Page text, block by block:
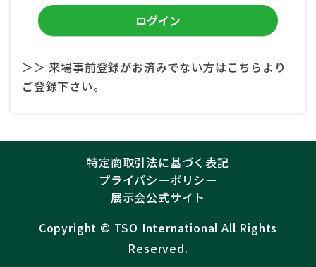
＞＞ 来場事前登録がお済みでない方はこちらより
ご登録下さい。
特定商取引法に基づく表記
プライバシーポリシー
展示会公式サイト
Copyright ©︎ TSO International All Rights
Reserved.